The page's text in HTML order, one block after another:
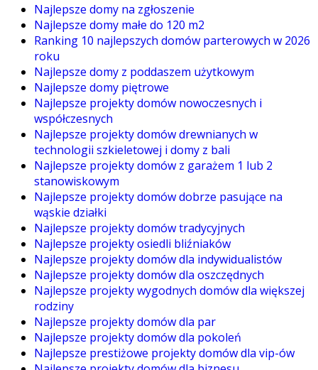
Najlepsze domy na zgłoszenie
Najlepsze domy małe do 120 m2
Ranking 10 najlepszych domów parterowych w 2026
roku
Najlepsze domy z poddaszem użytkowym
Najlepsze domy piętrowe
Najlepsze projekty domów nowoczesnych i
współczesnych
Najlepsze projekty domów drewnianych w
technologii szkieletowej i domy z bali
Najlepsze projekty domów z garażem 1 lub 2
stanowiskowym
Najlepsze projekty domów dobrze pasujące na
wąskie działki
Najlepsze projekty domów tradycyjnych
Najlepsze projekty osiedli bliźniaków
Najlepsze projekty domów dla indywidualistów
Najlepsze projekty domów dla oszczędnych
Najlepsze projekty wygodnych domów dla większej
rodziny
Najlepsze projekty domów dla par
Najlepsze projekty domów dla pokoleń
Najlepsze prestiżowe projekty domów dla vip-ów